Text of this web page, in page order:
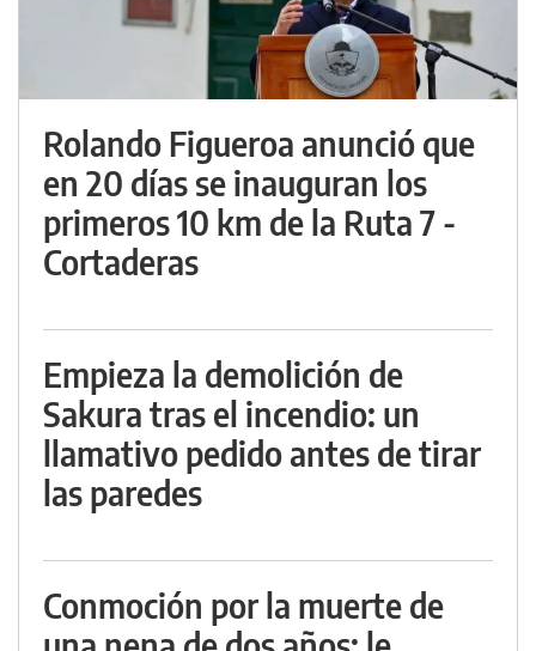
Rolando Figueroa anunció que
en 20 días se inauguran los
primeros 10 km de la Ruta 7 -
Cortaderas
Empieza la demolición de
Sakura tras el incendio: un
llamativo pedido antes de tirar
las paredes
Conmoción por la muerte de